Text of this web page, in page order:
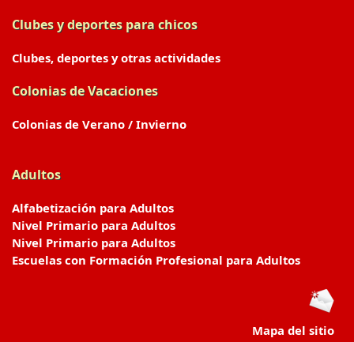
Clubes y deportes para chicos
Clubes, deportes y otras actividades
Colonias de Vacaciones
Colonias de Verano / Invierno
Adultos
Alfabetización para Adultos
Nivel Primario para Adultos
Nivel Primario para Adultos
Escuelas con Formación Profesional para Adultos
Mapa del sitio